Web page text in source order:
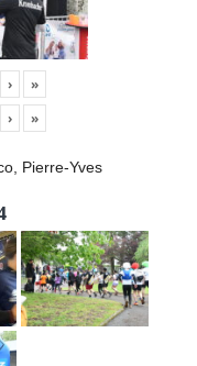
›
»
› »
Pierre-Yves